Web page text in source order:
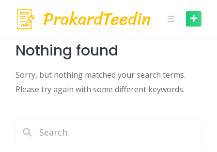
content
Nothing found
Sorry, but nothing matched your search terms.
Please try again with some different keywords.